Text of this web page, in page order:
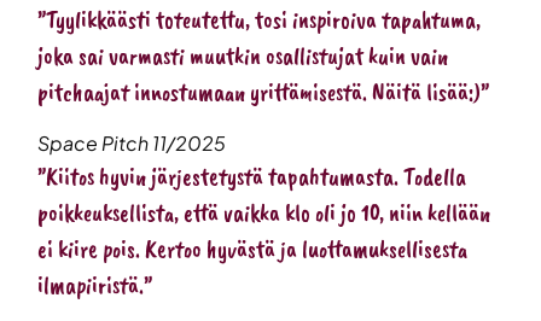
”Tyylikkäästi toteutettu, tosi inspiroiva tapahtuma,
joka sai varmasti muutkin osallistujat kuin vain
pitchaajat innostumaan yrittämisestä. Näitä lisää:)”
Space Pitch 11/2025
”Kiitos hyvin järjestetystä tapahtumasta. Todella
poikkeuksellista, että vaikka klo oli jo 10, niin kellään
ei kiire pois. Kertoo hyvästä ja luottamuksellisesta
ilmapiiristä.”